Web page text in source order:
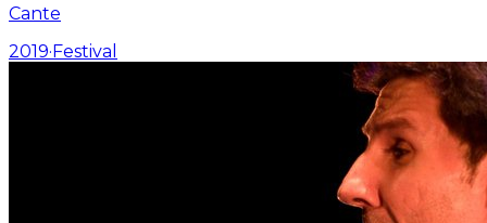
Cante
2019· Festival